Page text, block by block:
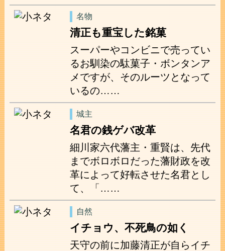
名物
清正も重宝した銘菓
スーパーやコンビニで売ってい
るお馴染の駄菓子・ボンタンア
メですが、そのルーツとなって
いるの……
城主
名君の銭ゲバ改革
細川家六代藩主・重賢は、先代
までボロボロだった藩財政を改
革によって好転させた名君とし
て、「……
自然
イチョウ、不死鳥の如く
天守の前に加藤清正が自らイチ